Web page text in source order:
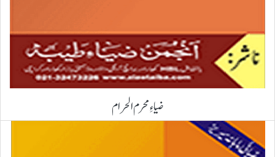
ضیاءِ محرم الحرام